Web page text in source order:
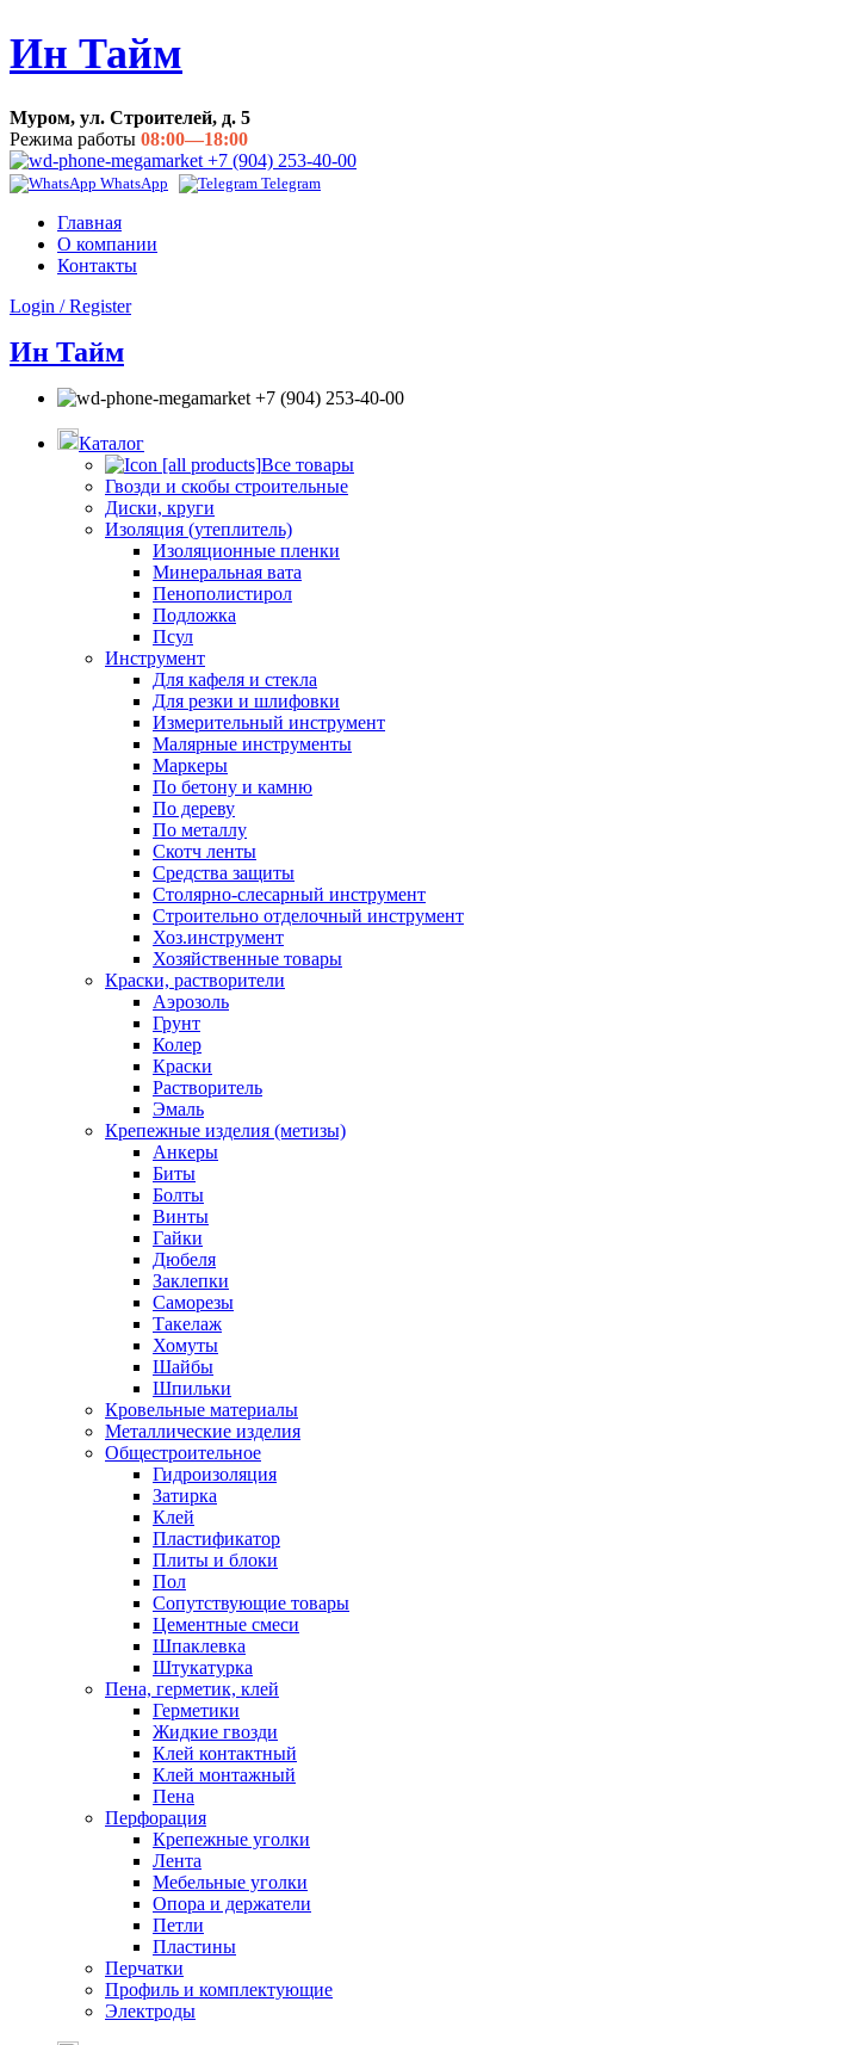
Ин Тайм
Муром, ул. Строителей, д. 5
Режима работы 08:00—18:00
+7 (904) 253-40-00
WhatsApp Telegram
Главная
О компании
Контакты
Login / Register
Ин Тайм
+7 (904) 253-40-00
Каталог
Все товары
Гвозди и скобы строительные
Диски, круги
Изоляция (утеплитель)
Изоляционные пленки
Минеральная вата
Пенополистирол
Подложка
Псул
Инструмент
Для кафеля и стекла
Для резки и шлифовки
Измерительный инструмент
Малярные инструменты
Маркеры
По бетону и камню
По дереву
По металлу
Скотч ленты
Средства защиты
Столярно-слесарный инструмент
Строительно отделочный инструмент
Хоз.инструмент
Хозяйственные товары
Краски, растворители
Аэрозоль
Грунт
Колер
Краски
Растворитель
Эмаль
Крепежные изделия (метизы)
Анкеры
Биты
Болты
Винты
Гайки
Дюбеля
Заклепки
Саморезы
Такелаж
Хомуты
Шайбы
Шпильки
Кровельные материалы
Металлические изделия
Общестроительное
Гидроизоляция
Затирка
Клей
Пластификатор
Плиты и блоки
Пол
Сопутствующие товары
Цементные смеси
Шпаклевка
Штукатурка
Пена, герметик, клей
Герметики
Жидкие гвозди
Клей контактный
Клей монтажный
Пена
Перфорация
Крепежные уголки
Лента
Мебельные уголки
Опора и держатели
Петли
Пластины
Перчатки
Профиль и комплектующие
Электроды